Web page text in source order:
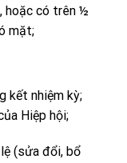
hoặc có trên ½
mặt;
kết nhiệm kỳ;
Hiệp hội;
(sửa đổi, bổ